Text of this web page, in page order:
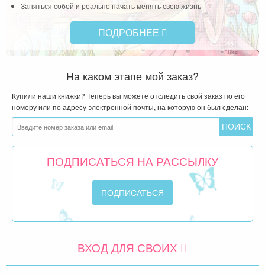
Заняться собой и реально начать менять свою жизнь
ПОДРОБНЕЕ
На каком этапе мой заказ?
Купили наши книжки? Теперь вы можете отследить свой заказ по его
номеру или по адресу электронной почты, на которую он был сделан:
ПОДПИСАТЬСЯ НА РАССЫЛКУ
ВХОД ДЛЯ СВОИХ